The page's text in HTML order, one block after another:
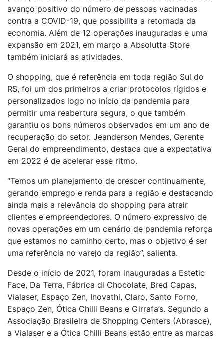
avanço positivo do número de pessoas vacinadas
contra a COVID-19, que possibilita a retomada da
economia. Além de 12 operações inauguradas e uma
expansão em 2021, em março a Absolutta Store
também iniciará as atividades.
O shopping, que é referência em toda região Sul do
RS, foi um dos primeiros a criar protocolos rígidos e
personalizados logo no início da pandemia para
permitir uma reabertura segura, o que também
garantiu os bons números observados em um ano de
recuperação do setor. Jeanderson Mendes, Gerente
Geral do empreendimento, destaca que a expectativa
em 2022 é de acelerar esse ritmo.
“Temos um planejamento de crescer continuamente,
gerando emprego e renda para a região e destacando
ainda mais a relevância do shopping para atrair
clientes e empreendedores. O número expressivo de
novas operações em um cenário de pandemia reforça
que estamos no caminho certo, mas o objetivo é ser
uma referência no varejo da região”, salienta.
Desde o início de 2021, foram inauguradas a Estetic
Face, Da Terra, Fábrica di Chocolate, Bred Capas,
Vialaser, Espaço Zen, Inovathi, Claro, Santo Forno,
Espaço Zen, Ótica Chilli Beans e Girrafa’s. Segundo a
Associação Brasileira de Shopping Centers (Abrasce),
a Vialaser e a Ótica Chilli Beans estão entre as marcas